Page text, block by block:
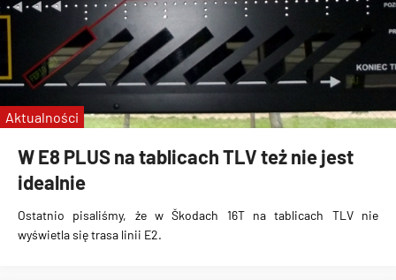
W E8 PLUS na tablicach TLV też nie jest
idealnie
Ostatnio pisaliśmy, że wŠkodach 16T na tablicach TLV nie
wyświetla się trasa linii E2.
Aktualności